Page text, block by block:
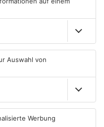
Schwimmbäder im
Primaveraland weisen teils